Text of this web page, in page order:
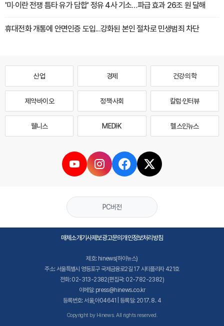
'미·이란 전쟁 틈타 유가 담합' 정유 4사 기소…파급 효과 26조 원 달해
휴대전화 개통에 안면인증 도입...강화된 본인 절차로 민생범죄 차단
산업 경제 건강·의학
제약·바이오 정책·사회 칼럼·인터뷰
웰니스 MEDI·K 헬스인뉴스
PC버전
매체소개기사제보광고문의개인정보처리방침
제호: hinews(하이뉴스)
주소: 서울특별시 영등포구 국제금융로2길 17 시티플라자 421호
전화: 02-313-2382(편집국: 02-782-2382)
이메일: press@hinews.co.kr
등록번호: 서울,아04641 | 등록일: 2017. 8. 4
Copyright by Hinews. All rights reserved.